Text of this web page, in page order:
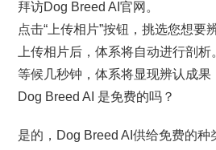
拜访Dog Breed AI官网。
点击“上传相片”按钮，挑选您想要
上传相片后，体系将自动进行剖析
等候几秒钟，体系将显现辨认成果
Dog Breed AI 是免费的吗？
是的，Dog Breed AI供给免费的种